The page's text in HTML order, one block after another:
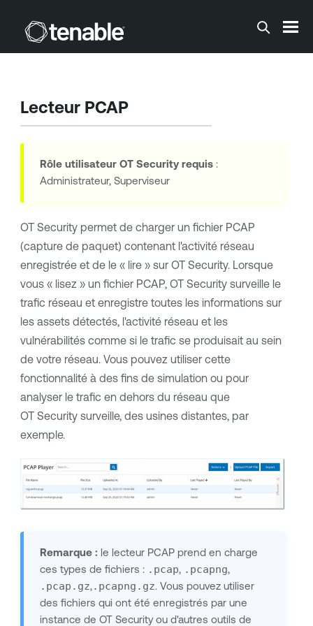
Passer au contenu principal
Lecteur PCAP
Rôle utilisateur OT Securityrequis:
Administrateur, Superviseur
OT Securitypermet de charger un fichier PCAP
(capture de paquet) contenant l'activité réseau
enregistrée et de le « lire » sur OT Security. Lorsque
vous « lisez » un fichier PCAP, OT Securitysurveille le
trafic réseau et enregistre toutes les informations sur
les assets détectés, l'activité réseau et les
vulnérabilités comme si le trafic se produisait au sein
de votre réseau. Vous pouvez utiliser cette
fonctionnalité à des fins de simulation ou pour
analyser le trafic en dehors du réseau que
OT Securitysurveille, des usines distantes, par
exemple.
Remarque : le lecteur PCAP prend en charge
ces types de fichiers : .pcap, .pcapng,
.pcap.gz,.pcapng.gz. Vous pouvez utiliser
des fichiers qui ont été enregistrés par une
instance de OT Securityou d'autres outils de